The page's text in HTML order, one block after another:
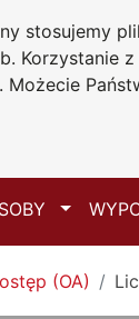
stosujemy
Korzystanie
Możecie
menu
serwisu
Biblioteka
w
Przełącz
(OA)